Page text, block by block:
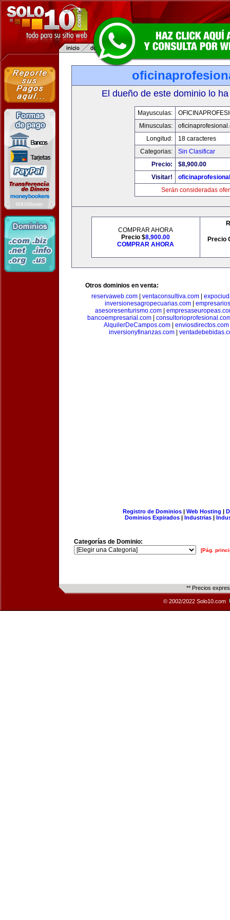
El dueño de este dominio lo
Mayusculas:
Minusculas:
Longitud:
18 caracteres
Categorias:
Sin Clasificar
Precio:
$8,900.00
Visitar!
Serán consideradas
COMPRAR AHORA
Precio $8,900.00
COMPRAR AHORA
Precio
Otros dominios en venta:
reservaweb.com| ventaconsultiva.com|
inversionesagropecuarias.com
asesoresenturismo.com|
bancoempresarial.com
AlquilerDeCampos.com
enviosdirectos.com
inversionyfinanzas.com|
Registro de Dominios| Web Hosting |
Dominios Expirados | Industrias |
Categorías de Dominio:
[Pág.
** Precios
© 2002/2022 Solo10.com